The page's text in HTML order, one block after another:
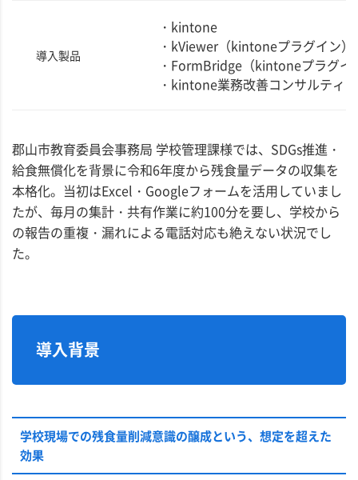
導入製品
・kintone
・kViewer（kintoneプラグイン）
・FormBridge（kintoneプラグイ
・kintone業務改善コンサルティ
郡山市教育委員会事務局 学校管理課様では、SDGs推進・
給食無償化を背景に令和6年度から残食量データの収集を
本格化。当初はExcel・Googleフォームを活用していまし
たが、毎月の集計・共有作業に約100分を要し、学校から
の報告の重複・漏れによる電話対応も絶えない状況でし
た。
導入背景
学校現場での残食量削減意識の醸成という、想定を超えた
効果